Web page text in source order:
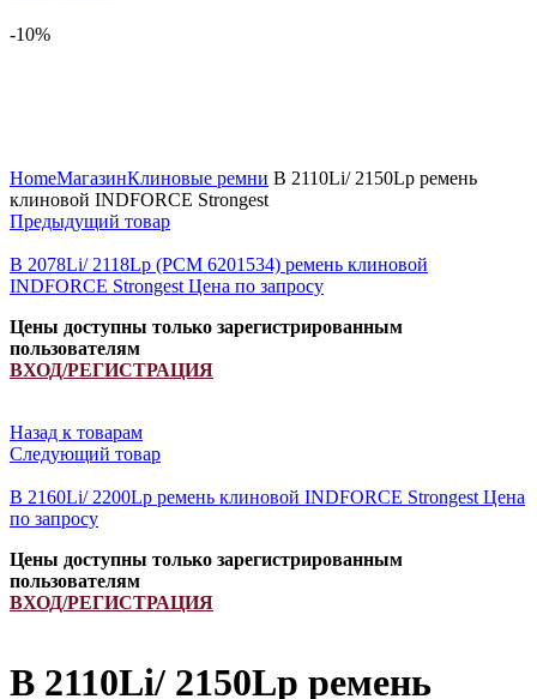
-10%
HomeМагазинКлиновые ремни B 2110Li/ 2150Lp ремень
клиновой INDFORCE Strongest
Предыдущий товар
B 2078Li/ 2118Lp (РСМ 6201534) ремень клиновой
INDFORCE Strongest Цена по запросу
Цены доступны только зарегистрированным
пользователям
ВХОД/РЕГИСТРАЦИЯ
Назад к товарам
Следующий товар
B 2160Li/ 2200Lp ремень клиновой INDFORCE Strongest Цена
по запросу
Цены доступны только зарегистрированным
пользователям
ВХОД/РЕГИСТРАЦИЯ
B 2110Li/ 2150Lp ремень